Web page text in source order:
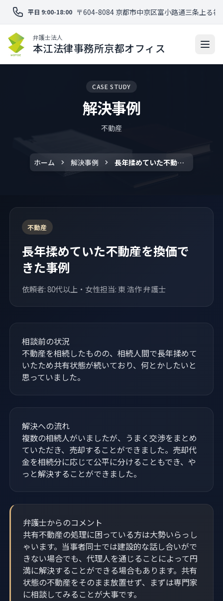
平日 9:00-18:00 〒604-8084 京都市中京区富小路通三条上る
弁護士法人
本江法律事務所京都オフィス
CASE STUDY
解決事例
不動産
ホーム 解決事例 長年揉めていた不動産を換価できた事例
不動産
長年揉めていた不動産を換価で
きた事例
依頼者: 80代以上・女性担当: 東 浩作 弁護士
相談前の状況
不動産を相続したものの、相続人間で長年揉めて
いたため共有状態が続いており、何とかしたいと
思っていました。
解決への流れ
複数の相続人がいましたが、うまく交渉をまとめ
ていただき、売却することができました。売却代
金を相続分に応じて公平に分けることもでき、や
っと解決することができました。
弁護士からのコメント
共有不動産の処理に困っている方は大勢いらっし
ゃいます。当事者同士では建設的な話し合いがで
きない場合でも、代理人を通じることによって円
満に解決することができる場合もあります。共有
状態の不動産をそのまま放置せず、まずは専門家
に相談してみることが大事です。